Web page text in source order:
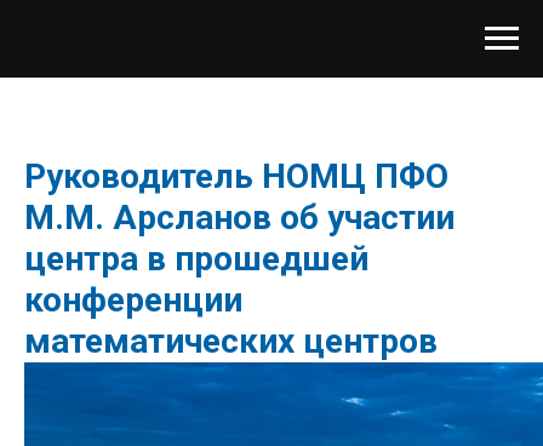
Руководитель НОМЦ ПФО
М.М. Арсланов об участии
центра в прошедшей
конференции
математических центров